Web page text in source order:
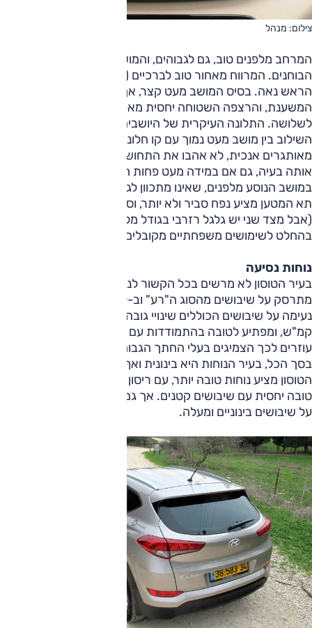
צילום: מנהל
המרחב מלפנים טוב, גם לגבוהים, והמושב היה נוח למדי לרב
הבוחנים. המרווח מאחור טוב לברכיים (ולא יותר מזה) ומרווח
הראש נאה. בסיס המושב מעט קצר, אך ניתן לכוון את זווית
המשענת, והרצפה השטוחה יחסית מאפשרת ישיבה נוחה יחסית
לשלושה. התלונה העיקרית של היושבים מאחור היתה לגבי
השילוב בין מושב מעט נמוך עם קו חלונות גבוה. ילדים, או סתם
מאותגרים אנכית, לא אהבו את התחושה הסגורה שמתקבלת.
אותה בעיה, גם אם במידה מעט פחות חמורה, מתקבלת גם
במושב הנוסע מלפנים, שאינו מתכוון לגובה (בניגוד למושב הנהג).
תא המטען מציע נפח סביר ולא יותר, וסף ההטענה מעט גבוה
(אבל מצד שני יש גלגל רזרבי בגודל מלא), אבל הנפח מספק
בהחלט לשימושים משפחתיים מקובלים.
נוחות נסיעה
בעיר הטוסון לא מרשים בכל הקשור לנוחות הנסיעה. הוא
קמ"ש, ומפתיע לטובה בהתמודדות עם שיבושים קטנים, כאשר
בסך הכל, בעיר הנוחות היא בינונית ואף פחות מכך. מחוץ לעיר
הטוסון מציע נוחות טובה יותר, עם ריסון טוב על גלים והתמודדות
טובה יחסית עם שיבושים קטנים. אך גם שם הוא "בועט" מדי פעם
על שיבושים בינוניים ומעלה.